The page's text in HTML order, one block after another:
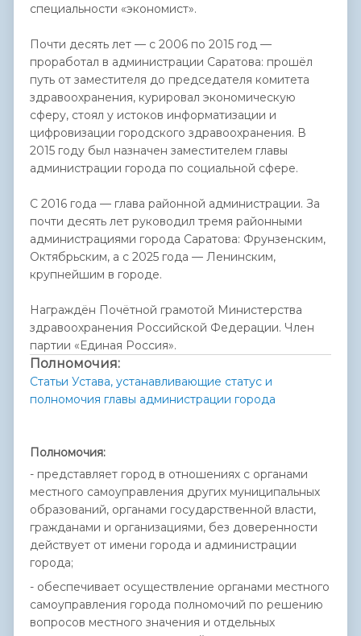
специальности «экономист».
Почти десять лет — с 2006 по 2015 год —
проработал в администрации Саратова: прошёл
путь от заместителя до председателя комитета
здравоохранения, курировал экономическую
сферу, стоял у истоков информатизации и
цифровизации городского здравоохранения. В
2015 году был назначен заместителем главы
администрации города по социальной сфере.
С 2016 года — глава районной администрации. За
почти десять лет руководил тремя районными
администрациями города Саратова: Фрунзенским,
Октябрьским, а с 2025 года — Ленинским,
крупнейшим в городе.
Награждён Почётной грамотой Министерства
здравоохранения Российской Федерации. Член
партии «Единая Россия».
Полномочия:
Статьи Устава, устанавливающие статус и
полномочия главы администрации города
Полномочия:
- представляет город в отношениях с органами
местного самоуправления других муниципальных
образований, органами государственной власти,
гражданами и организациями, без доверенности
действует от имени города и администрации
города;
- обеспечивает осуществление органами местного
самоуправления города полномочий по решению
вопросов местного значения и отдельных